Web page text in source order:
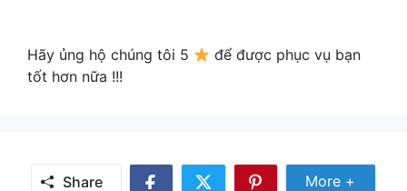
Hãy ủng hộ chúng tôi 5
để được phục vụ bạn
tốt hơn nữa !!!
Share Share
More +